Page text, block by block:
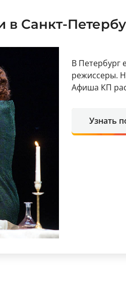
в Санкт-
В Петербург
режиссеры.
Афиша КП
Узнать